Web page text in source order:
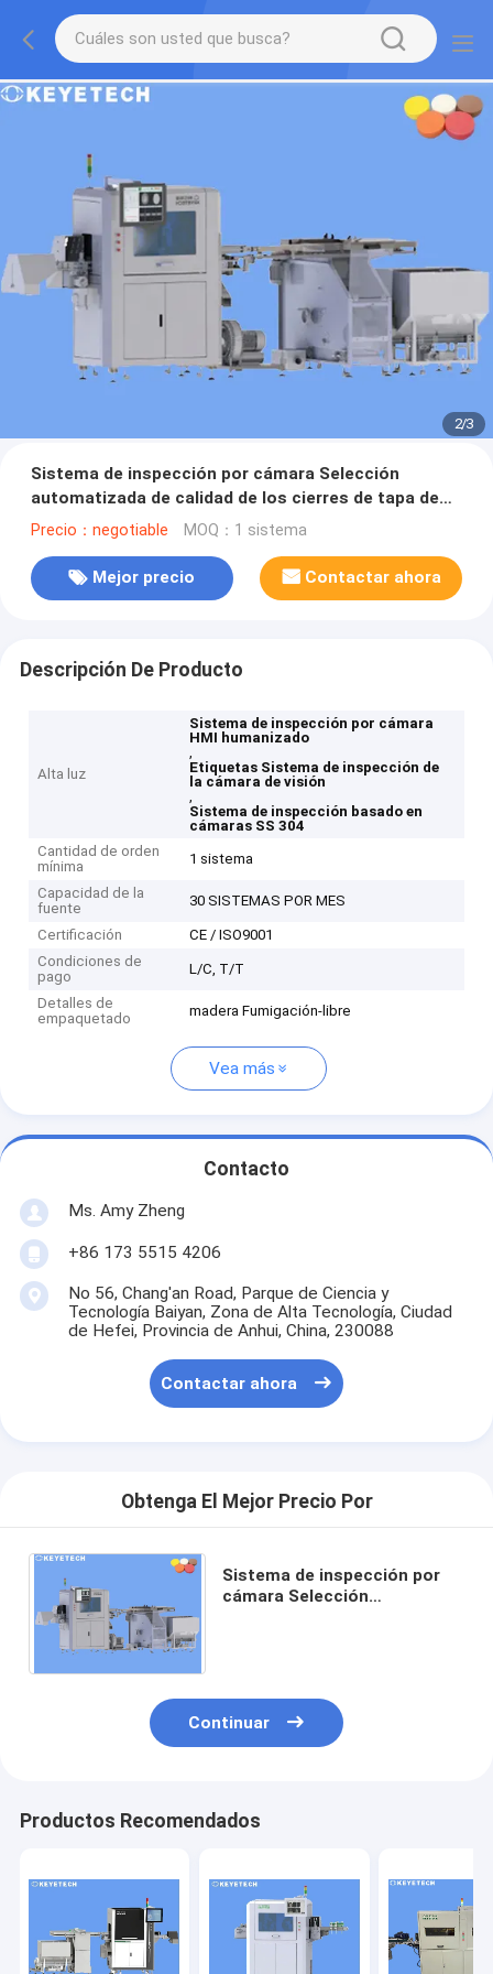
2/3
Sistema de inspección por cámara Selección
automatizada de calidad de los cierres de tapa de
plástico
Precio：negotiable MOQ：1 sistema
Mejor precio Contactar ahora
Descripción De Producto
Alta luz
Sistema de inspección por cámara
HMI humanizado
,
Etiquetas Sistema de inspección de
la cámara de visión
,
Sistema de inspección basado en
cámaras SS 304
Cantidad de orden
mínima
1 sistema
Capacidad de la
fuente
30 SISTEMAS POR MES
Certificación
CE / ISO9001
Condiciones de
pago
L/C, T/T
Detalles de
empaquetado
madera Fumigación-libre
Vea más
Contacto
Ms. Amy Zheng
+86 173 5515 4206
No 56, Chang'an Road, Parque de Ciencia y
Tecnología Baiyan, Zona de Alta Tecnología, Ciudad
de Hefei, Provincia de Anhui, China, 230088
Contactar ahora
Obtenga El Mejor Precio Por
Sistema de inspección por
cámara Selección
Continuar
Productos Recomendados